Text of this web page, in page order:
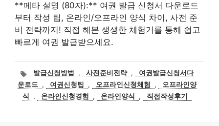
**메타 설명 (80자):** 여권 발급 신청서 다운로드
부터 작성 팁, 온라인/오프라인 양식 차이, 사전 준
비 전략까지! 직접 해본 생생한 체험기를 통해 쉽고
빠르게 여권 발급받으세요.
태
그
발급신청방법 , 사전준비전략 ,
여권발급신청서다
운로드 , 여권신청팁 , 오프라인신청체험 ,
오프라인양
식
, 온라인신청경험 , 온라인양식 , 직접작성후기